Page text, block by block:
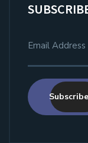
Subscribe